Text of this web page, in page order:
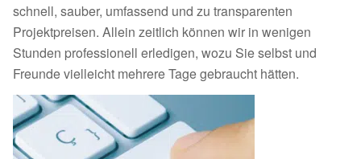
schnell, sauber, umfassend und zu transparenten
Projektpreisen. Allein zeitlich können wir in wenigen
Stunden professionell erledigen, wozu Sie selbst und
Freunde vielleicht mehrere Tage gebraucht hätten.